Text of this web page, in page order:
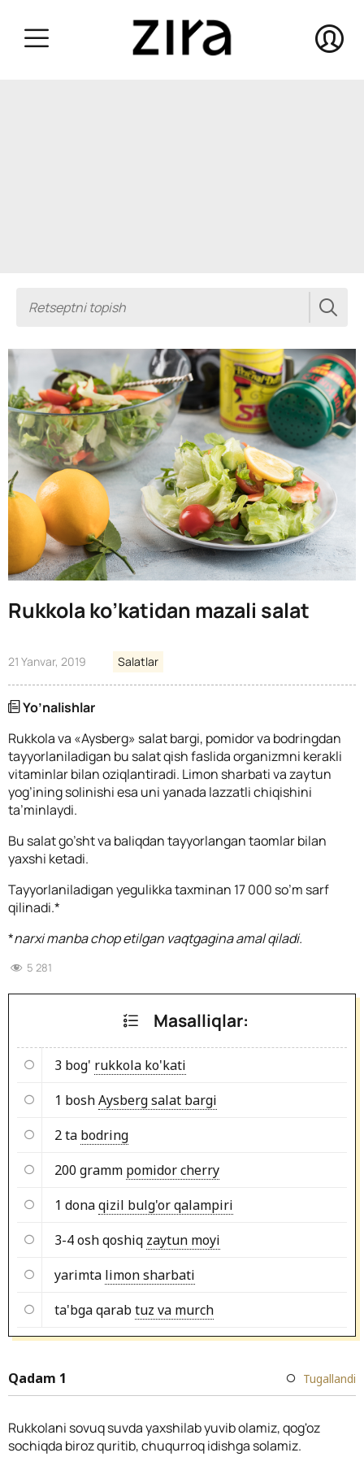
Rukkola ko’katidan mazali salat
21 Yanvar, 2019 Salatlar
Yo’nalishlar
Rukkola va «Aysberg» salat bargi, pomidor va bodringdan
tayyorlaniladigan bu salat qish faslida organizmni kerakli
vitaminlar bilan oziqlantiradi. Limon sharbati va zaytun
yog’ining solinishi esa uni yanada lazzatli chiqishini
ta’minlaydi.
Bu salat go’sht va baliqdan tayyorlangan taomlar bilan
yaxshi ketadi.
Tayyorlaniladigan yegulikka taxminan 17 000 so’m sarf
qilinadi.*
*narxi manba chop etilgan vaqtgagina amal qiladi.
5 281
Masalliqlar:
3 bog' rukkola ko'kati
1 boshAysberg salat bargi
2 ta bodring
200 gramm pomidor cherry
1 donaqizil bulg'or qalampiri
3-4 osh qoshiq zaytun moyi
yarimta limon sharbati
ta'bga qarabtuz va murch
Qadam 1 Tugallandi
Rukkolani sovuq suvda yaxshilab yuvib olamiz, qog'oz
sochiqda biroz quritib, chuqurroq idishga solamiz.